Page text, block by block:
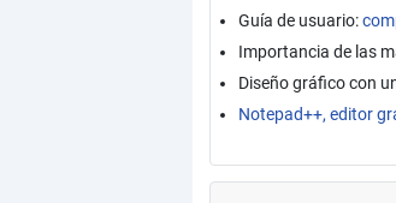
Guía de usuario:
Importancia de las
Diseño gráfico con
Notepad++, editor